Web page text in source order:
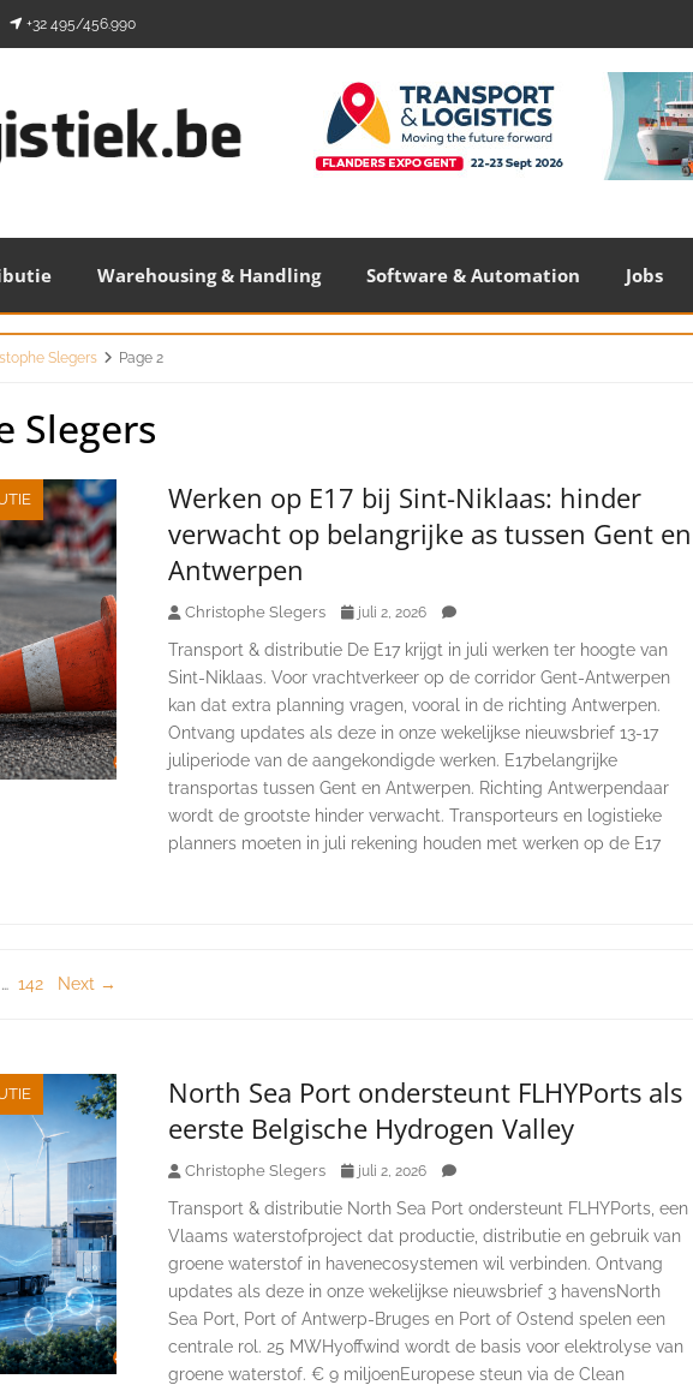
+32 495/456.990
Warehousing & Handling Software & Automation Jobs
Slegers Page 2
Slegers
Werken op E17 bij Sint-Niklaas: hinder
verwacht op belangrijke as tussen Gent en
Antwerpen
Christophe Slegers juli 2, 2026
Transport & distributie De E17 krijgt in juli werken ter hoogte van
Sint-Niklaas. Voor vrachtverkeer op de corridor Gent-Antwerpen
kan dat extra planning vragen, vooral in de richting Antwerpen.
Ontvang updates als deze in onze wekelijkse nieuwsbrief 13-17
juliperiode van de aangekondigde werken. E17belangrijke
transportas tussen Gent en Antwerpen. Richting Antwerpendaar
wordt de grootste hinder verwacht. Transporteurs en logistieke
planners moeten in juli rekening houden met werken op de E17
… 142 Next →
North Sea Port ondersteunt FLHYPorts als
eerste Belgische Hydrogen Valley
Christophe Slegers juli 2, 2026
Transport & distributie North Sea Port ondersteunt FLHYPorts, een
Vlaams waterstofproject dat productie, distributie en gebruik van
groene waterstof in havenecosystemen wil verbinden. Ontvang
updates als deze in onze wekelijkse nieuwsbrief 3 havensNorth
Sea Port, Port of Antwerp-Bruges en Port of Ostend spelen een
centrale rol. 25 MWHyoffwind wordt de basis voor elektrolyse van
groene waterstof. € 9 miljoenEuropese steun via de Clean